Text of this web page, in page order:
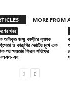
MORE FROM
খবর
অধিকৃত জম্মু-কাশ্মীরে ব্যাপক
ও কারচুপির ভোটের মুখে এক
পর ক্ষমতায় ফিরল শরিফের
এন